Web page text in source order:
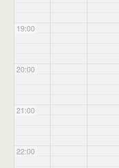
19:00
20:00
21:00
22:00